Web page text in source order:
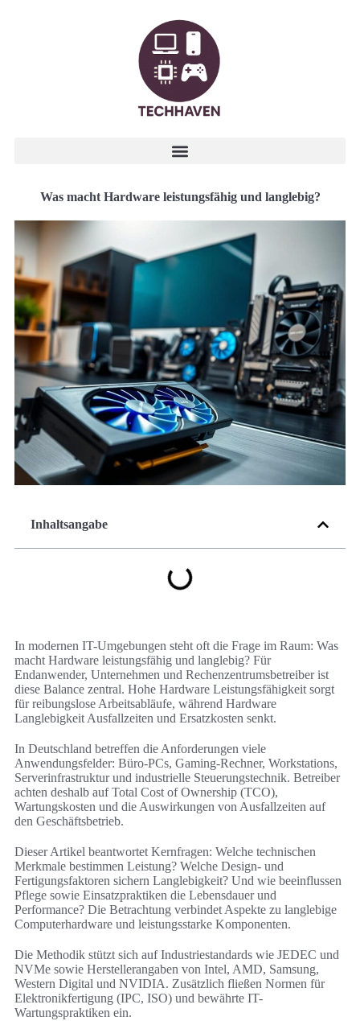
Was macht Hardware leistungsfähig und langlebig?
Inhaltsangabe
In modernen IT-Umgebungen steht oft die Frage im Raum: Was
macht Hardware leistungsfähig und langlebig? Für
Endanwender, Unternehmen und Rechenzentrumsbetreiber ist
diese Balance zentral. Hohe Hardware Leistungsfähigkeit sorgt
für reibungslose Arbeitsabläufe, während Hardware
Langlebigkeit Ausfallzeiten und Ersatzkosten senkt.
In Deutschland betreffen die Anforderungen viele
Anwendungsfelder: Büro-PCs, Gaming-Rechner, Workstations,
Serverinfrastruktur und industrielle Steuerungstechnik. Betreiber
achten deshalb auf Total Cost of Ownership (TCO),
Wartungskosten und die Auswirkungen von Ausfallzeiten auf
den Geschäftsbetrieb.
Dieser Artikel beantwortet Kernfragen: Welche technischen
Merkmale bestimmen Leistung? Welche Design- und
Fertigungsfaktoren sichern Langlebigkeit? Und wie beeinflussen
Pflege sowie Einsatzpraktiken die Lebensdauer und
Performance? Die Betrachtung verbindet Aspekte zu langlebige
Computerhardware und leistungsstarke Komponenten.
Die Methodik stützt sich auf Industriestandards wie JEDEC und
NVMe sowie Herstellerangaben von Intel, AMD, Samsung,
Western Digital und NVIDIA. Zusätzlich fließen Normen für
Elektronikfertigung (IPC, ISO) und bewährte IT-
Wartungspraktiken ein.